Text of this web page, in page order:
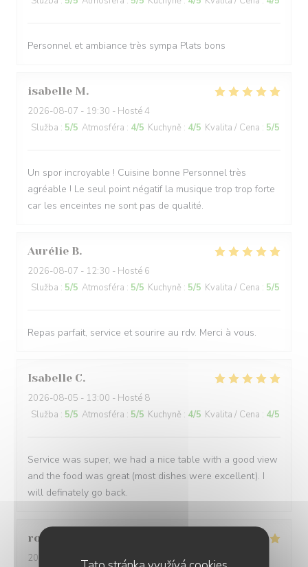
Personnel et ambiance très sympa Plats bons
isabelle M
2026-08-07 - 19:30 - Hosté 4
Služba : 5/5 Atmosféra : 4/5 Kuchyně : 4/5 Kvalita / Cena : 5/5
Un spor incroyable ! Cuisine bonne Personnel très
agréable ! Le seul point négatif la musique trop trop forte
car les enceintes ne sont pas de qualité.
Aurélie B
2026-08-07 - 12:30 - Hosté 6
Služba : 5/5 Atmosféra : 5/5 Kuchyně : 5/5 Kvalita / Cena : 5/5
Repas parfait, service et sourire au rdv. Merci à vous.
Isabelle C
2026-08-05 - 13:00 - Hosté 8
Služba : 5/5 Atmosféra : 5/5 Kuchyně : 4/5 Kvalita / Cena : 4/5
Service was super, we had a nice table with a good view
and the food was great (most dishes were excellent). I
will definately go back.
roseline
2026-08-04
- 20:00 - Hosté 2